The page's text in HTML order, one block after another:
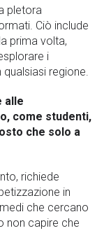
pletora
Ciò include
prima volta,
i
qualsiasi regione.
alle
come studenti,
che solo a
richiede
in
che cercano
non capire che